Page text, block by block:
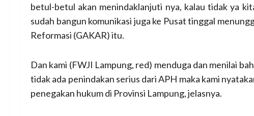
betul-betul akan menindaklanjuti nya, kalau tidak ya
sudah bangun komunikasi juga ke Pusat tinggal
Reformasi (GAKAR) itu.
Dan kami (FWJI Lampung, red) menduga dan menilai
tidak ada penindakan serius dari APH maka kami
penegakan hukum di Provinsi Lampung, jelasnya.